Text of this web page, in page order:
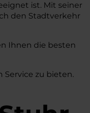
ist. Mit seiner
den Stadtverkehr
Ihnen die besten
zu bieten.